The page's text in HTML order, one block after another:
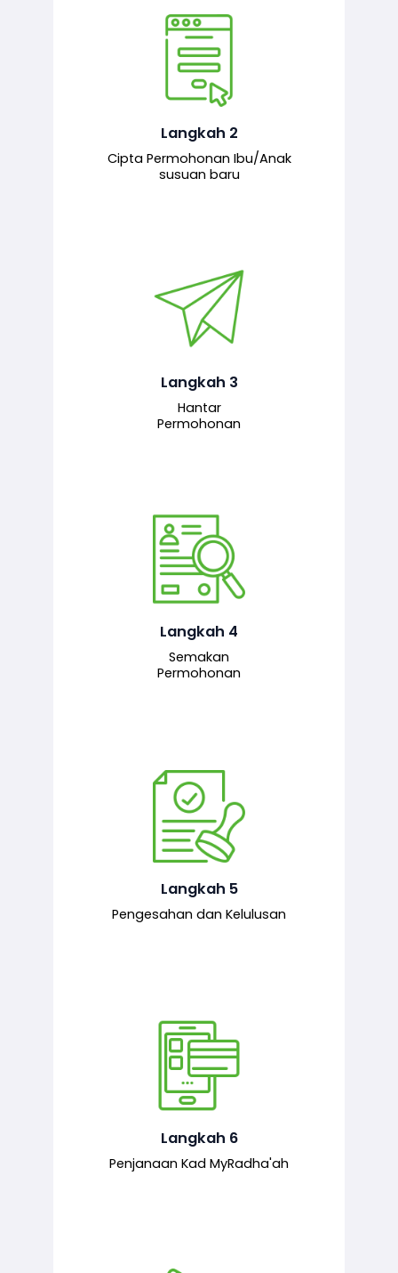
Langkah 2
Cipta Permohonan Ibu/Anak
susuan baru
Pemohon mengisi borang
permohonan bagi pendaftaran
baharu melalui sistem.
Langkah 3
Hantar
Permohonan
Permohonan yang lengkap dihantar
untuk proses semakan dan
bertanggungjawab.
Langkah 4
Semakan
Permohonan
Pegawai penyemak menyemak
maklumat yang dikemukakan. Jika
semua maklumat adalah lengkap dan
kepada pegawai pelulus untuk
tindakan seterusnya.
Langkah 5
Pengesahan dan Kelulusan
Pegawai pelulus menilai permohonan
dan memberi pengesahan serta
kelulusan akhir sekiranya semuanya
mematuhi syarat ditetapkan.
Langkah 6
Penjanaan Kad MyRadha'ah
Setelah permohonan diluluskan, kad
MyRadha’ah akan dijana.